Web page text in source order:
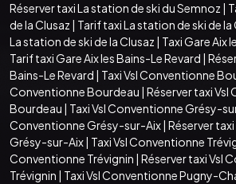
Réserver taxi La station de ski du Semnoz |
de la Clusaz | Tarif taxi La station de ski de la
La station de ski de la Clusaz | Taxi Gare Aix
Tarif taxi Gare Aix les Bains-Le Revard |
Bains-Le Revard | Taxi Vsl Conventionne
Conventionne Bourdeau | Réserver taxi
Bourdeau | Taxi Vsl Conventionne Grésy-
Conventionne Grésy-sur-Aix| Réserver
Grésy-sur-Aix| Taxi Vsl Conventionne
Conventionne Trévignin | Réserver taxi Vsl
Trévignin | Taxi Vsl Conventionne Pugny-